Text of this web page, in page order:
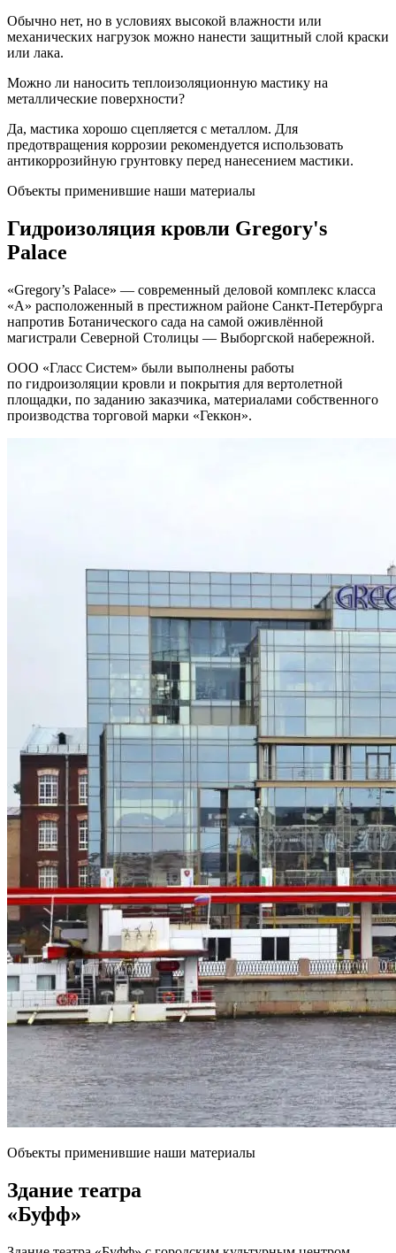
Обычно нет, но в условиях высокой влажности или
механических нагрузок можно нанести защитный слой краски
или лака.
Можно ли наносить теплоизоляционную мастику на
металлические поверхности?
Да, мастика хорошо сцепляется с металлом. Для
предотвращения коррозии рекомендуется использовать
антикоррозийную грунтовку перед нанесением мастики.
Объекты применившие наши материалы
Гидроизоляция кровли Gregory's
Palace
«Gregory’s Palace» — современный деловой комплекс класса
«A» расположенный в престижном районе Санкт-Петербурга
напротив Ботанического сада на самой оживлённой
магистрали Северной Столицы — Выборгской набережной.
ООО «Гласс Систем» были выполнены работы
по гидроизоляции кровли и покрытия для вертолетной
площадки, по заданию заказчика, материалами собственного
производства торговой марки «Геккон».
Объекты применившие наши материалы
Здание театра
«Буфф»